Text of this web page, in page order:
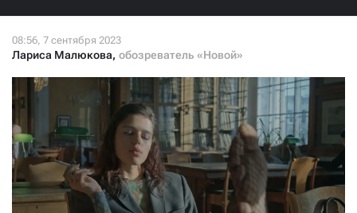
Лариса Малюкова, обозреватель «Новой»
Нажимая кнопку «Стать соучастником»,
я принимаю условия и подтверждаю свое гражданство РФ
СТАТЬ СОУЧАСТНИКОМ
ПОДЕЛИТЬСЯ С ДРУЗЬЯМИ
Если у вас есть вопросы, пишите donate@novayagazeta.ru
или